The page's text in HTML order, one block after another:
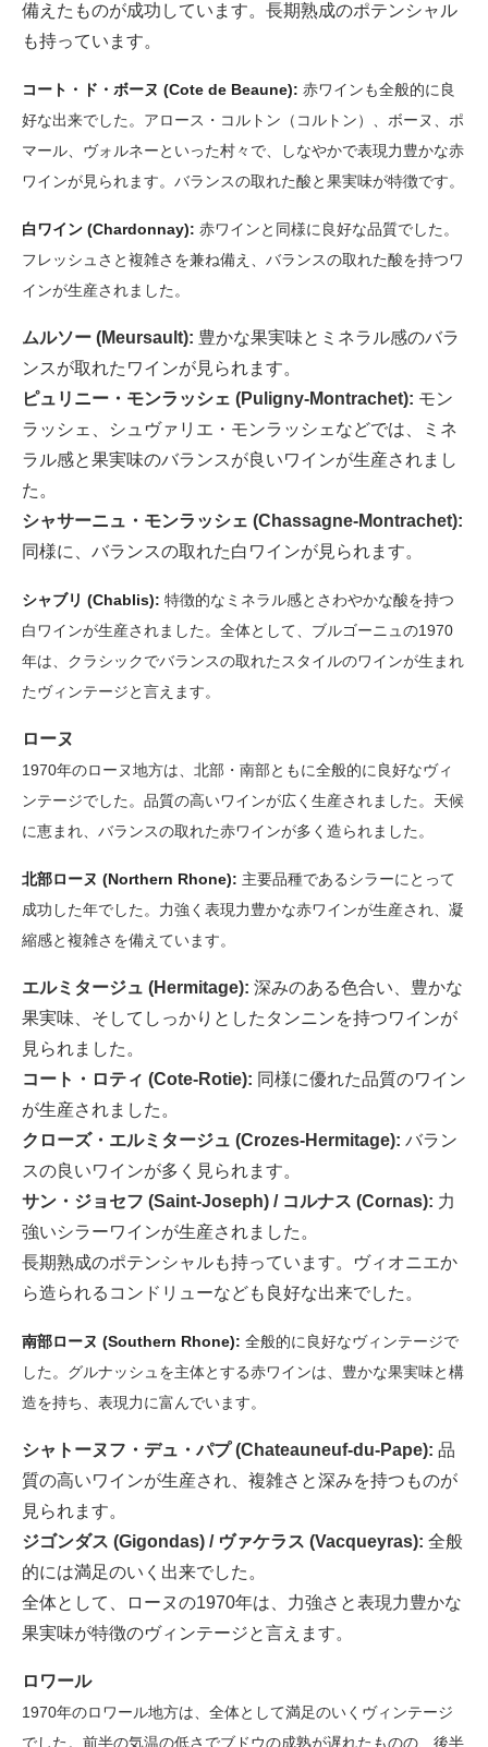
備えたものが成功しています。長期熟成のポテンシャル
も持っています。
コート・ド・ボーヌ (Cote de Beaune): 赤ワインも全般的に良
好な出来でした。アロース・コルトン（コルトン）、ボーヌ、ポ
マール、ヴォルネーといった村々で、しなやかで表現力豊かな赤
ワインが見られます。バランスの取れた酸と果実味が特徴です。
白ワイン (Chardonnay): 赤ワインと同様に良好な品質でした。
フレッシュさと複雑さを兼ね備え、バランスの取れた酸を持つワ
インが生産されました。
ムルソー (Meursault): 豊かな果実味とミネラル感のバラ
ンスが取れたワインが見られます。
ピュリニー・モンラッシェ (Puligny-Montrachet): モン
ラッシェ、シュヴァリエ・モンラッシェなどでは、ミネ
ラル感と果実味のバランスが良いワインが生産されまし
た。
シャサーニュ・モンラッシェ (Chassagne-Montrachet):
同様に、バランスの取れた白ワインが見られます。
シャブリ (Chablis): 特徴的なミネラル感とさわやかな酸を持つ
白ワインが生産されました。全体として、ブルゴーニュの1970
年は、クラシックでバランスの取れたスタイルのワインが生まれ
たヴィンテージと言えます。
ローヌ
1970年のローヌ地方は、北部・南部ともに全般的に良好なヴィ
ンテージでした。品質の高いワインが広く生産されました。天候
に恵まれ、バランスの取れた赤ワインが多く造られました。
北部ローヌ (Northern Rhone): 主要品種であるシラーにとって
成功した年でした。力強く表現力豊かな赤ワインが生産され、凝
縮感と複雑さを備えています。
エルミタージュ (Hermitage): 深みのある色合い、豊かな
果実味、そしてしっかりとしたタンニンを持つワインが
見られました。
コート・ロティ (Cote-Rotie): 同様に優れた品質のワイン
が生産されました。
クローズ・エルミタージュ (Crozes-Hermitage): バラン
スの良いワインが多く見られます。
サン・ジョセフ (Saint-Joseph) / コルナス (Cornas): 力
強いシラーワインが生産されました。
長期熟成のポテンシャルも持っています。ヴィオニエか
ら造られるコンドリューなども良好な出来でした。
南部ローヌ (Southern Rhone): 全般的に良好なヴィンテージで
した。グルナッシュを主体とする赤ワインは、豊かな果実味と構
造を持ち、表現力に富んでいます。
シャトーヌフ・デュ・パプ (Chateauneuf-du-Pape): 品
質の高いワインが生産され、複雑さと深みを持つものが
見られます。
ジゴンダス (Gigondas) / ヴァケラス (Vacqueyras): 全般
的には満足のいく出来でした。
全体として、ローヌの1970年は、力強さと表現力豊かな
果実味が特徴のヴィンテージと言えます。
ロワール
1970年のロワール地方は、全体として満足のいくヴィンテージ
でした。前半の気温の低さでブドウの成熟が遅れたものの、後半